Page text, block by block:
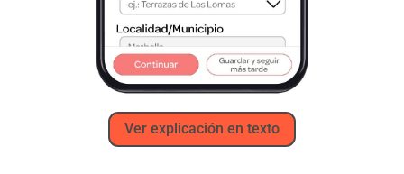
Ver explicación en texto